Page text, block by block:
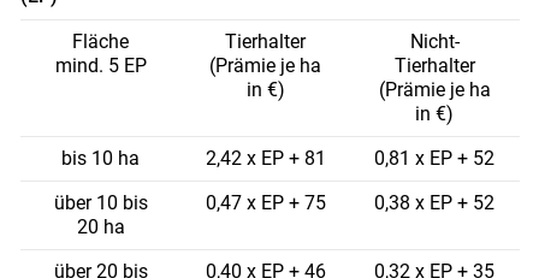
Fläche
mind. 5 EP
Tierhalter
(Prämie je ha
in €)
Nicht-
Tierhalter
(Prämie je ha
in €)
bis 10 ha
2,42 x EP + 81
0,81 x EP + 52
über 10 bis
20 ha
0,47 x EP + 75 0,38 x EP + 52
über 20 bis
0,40 x EP + 46 0,32 x EP + 35